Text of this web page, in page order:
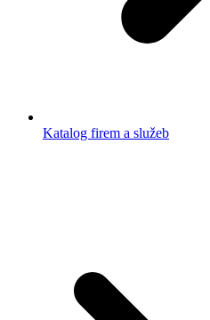
Katalog firem a služeb